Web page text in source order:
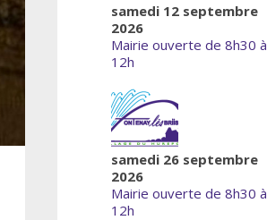
samedi 12 septembre
2026
Mairie ouverte de 8h30 à
12h
samedi 26 septembre
2026
Mairie ouverte de 8h30 à
12h